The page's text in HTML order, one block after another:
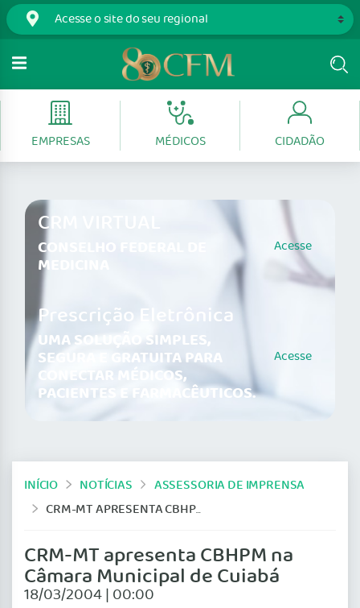
EMPRESAS MÉDICOS CIDADÃO
CRM VIRTUAL
CONSELHO FEDERAL DE
MEDICINA
Acesse
Prescrição Eletrônica
UMA SOLUÇÃO SIMPLES,
SEGURA E GRATUITA PARA
CONECTAR MÉDICOS,
PACIENTES E FARMACÊUTICOS.
Acesse
INÍCIO NOTÍCIAS
ASSESSORIA DE IMPRENSA
CRM-MT APRESENTA CBHPM NA CÂMARA MUNICIPAL DE CUIABÁ
CRM-MT apresenta CBHPM na
Câmara Municipal de Cuiabá
18/03/2004 | 00:00